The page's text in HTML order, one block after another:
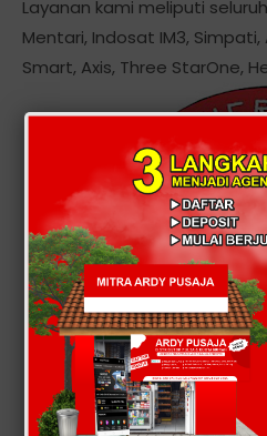
Layanan kami meliputi
Mentari, Indosat IM3, Simpati,
Smart, Axis, Three StarOne,